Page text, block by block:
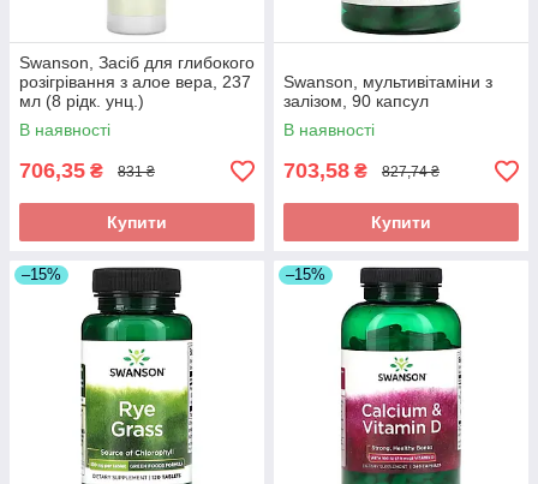
Swanson, Засіб для глибокого
розігрівання з алое вера, 237
мл (8 рідк. унц.)
В наявності
706,35 ₴ 831 ₴
Купити
Swanson, мультивітаміни з
залізом, 90 капсул
В наявності
703,58 ₴ 827,74 ₴
Купити
–15% –15%